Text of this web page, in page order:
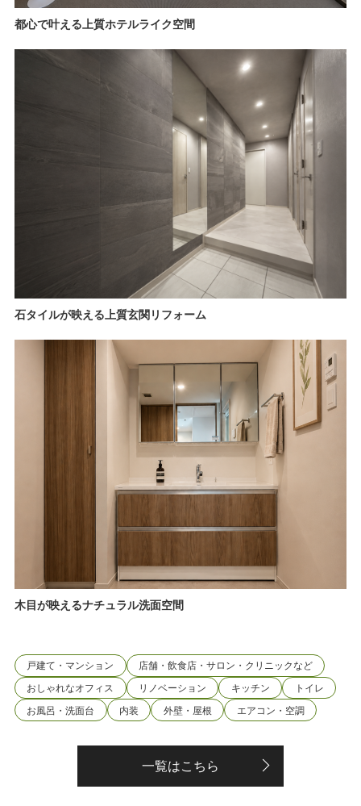
都心で叶える上質ホテルライク空間
石タイルが映える上質玄関リフォーム
木目が映えるナチュラル洗面空間
戸建て・マンション
店舗・飲食店・サロン・クリニックなど
おしゃれなオフィス
リノベーション キッチン
トイレ
お風呂・洗面台
内装 外壁・屋根 エアコン・空調
一覧はこちら